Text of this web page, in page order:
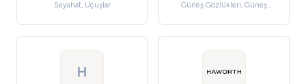
Seyahat, Uçuşlar
Güneş Gözlükleri, Güneş
H